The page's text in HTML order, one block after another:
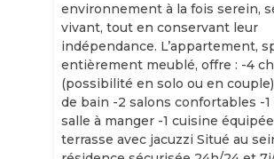
environnement à la fois serein,
vivant, tout en conservant leur
indépendance. L’appartement,
entièrement meublé, offre : -4
(possibilité en solo ou en
de bain -2 salons confortables -1
salle à manger -1 cuisine
terrasse avec jacuzzi Situé au